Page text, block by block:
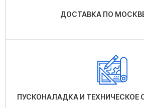
ДОСТАВКА ПО
ПУСКОНАЛАДКА И ТЕХНИЧЕСКОЕ